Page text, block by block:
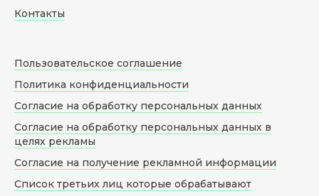
Контакты
Пользовательское соглашение
Политика конфиденциальности
Согласие на обработку персональных данных
Согласие на обработку персональных данных в
целях рекламы
Согласие на получение рекламной информации
Список третьих лиц которые обрабатывают